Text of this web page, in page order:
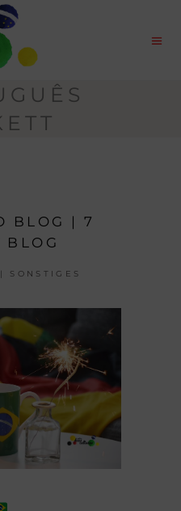
BLOG | 7
BLOG
SONSTIGES